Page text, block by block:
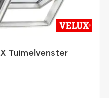
Tuimelvenster